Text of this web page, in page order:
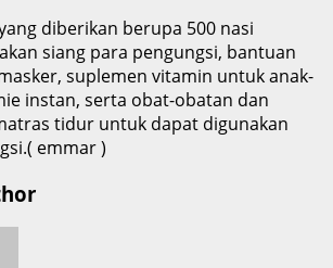
diberikan berupa 500 nasi
siang para pengungsi, bantuan
suplemen vitamin untuk anak-
instan, serta obat-obatan dan
tidur untuk dapat digunakan
emmar )